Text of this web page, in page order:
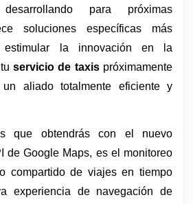
para próximas
soluciones específicas más
estimular la innovación en la
tu servicio de taxis próximamente
aliado totalmente eficiente y
que obtendrás con el nuevo
de Google Maps, es el monitoreo
compartido de viajes en tiempo
experiencia de navegación de